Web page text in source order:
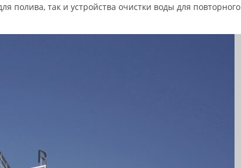
полива, так и устройства очистки воды для повторного